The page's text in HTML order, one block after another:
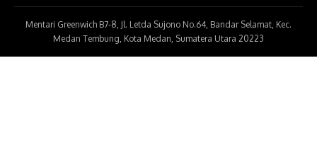
Mentari Greenwich B7-8, Jl. Letda Sujono No.64, Bandar Selamat, Kec.
Medan Tembung, Kota Medan, Sumatera Utara 20223